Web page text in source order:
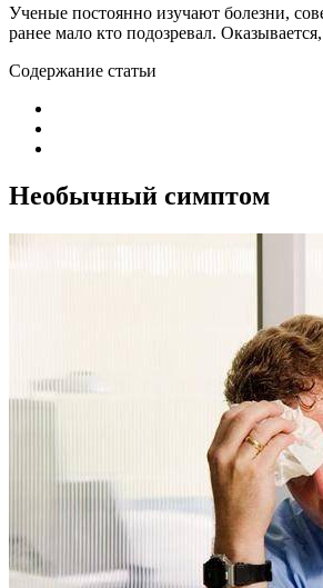
Ученые постоянно изучают болезни,
ранее мало кто подозревал.
Содержание статьи
Необычный симптом